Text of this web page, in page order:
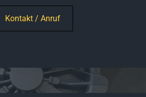
Kontakt / Anruf